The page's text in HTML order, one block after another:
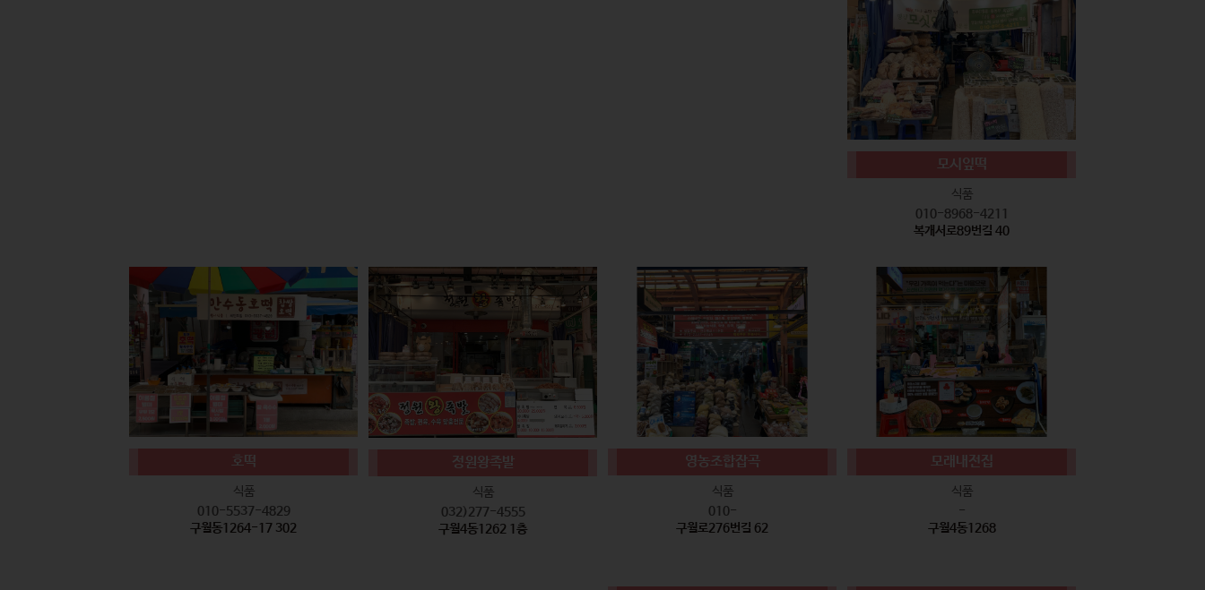
모시잎떡
식품
010-8968-4211
복개서로89번길 40
호떡
식품
010-5537-4829
구월동1264-17 302
정원왕족발
식품
032)277-4555
구월4동1262 1층
영농조합잡곡
식품
010-
구월로276번길 62
모래내전집
식품
-
구월4동1268